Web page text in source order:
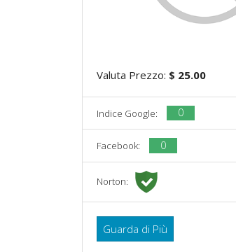
Valuta Prezzo: $ 25.00
Indice Google: 0
Facebook: 0
Norton:
Guarda di Più